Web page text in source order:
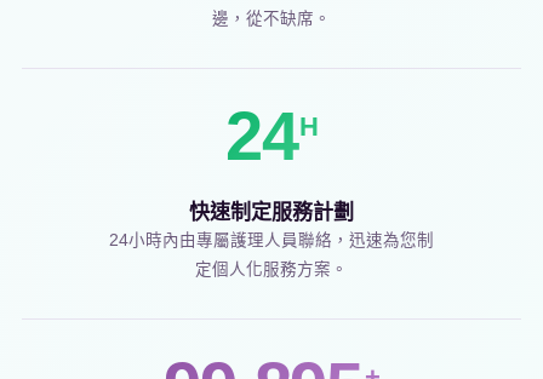
邊，從不缺席。
24H
快速制定服務計劃
24小時內由專屬護理人員聯絡，迅速為您制
定個人化服務方案。